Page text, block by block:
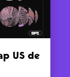
US de